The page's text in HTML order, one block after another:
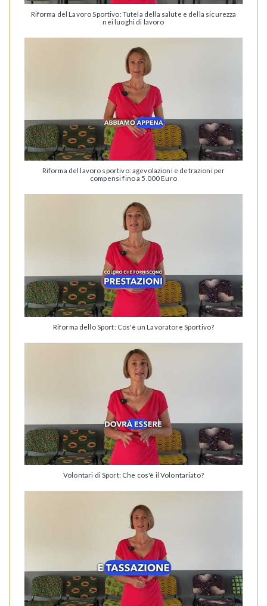
Riforma del Lavoro Sportivo: Tutela della salute e della sicurezza
nei luoghi di lavoro
Riforma del lavoro sportivo: agevolazioni e detrazioni per
compensi fino a 5.000 Euro
Riforma dello Sport: Cos'è un Lavoratore Sportivo?
Volontari di Sport: Che cos'è il Volontariato?